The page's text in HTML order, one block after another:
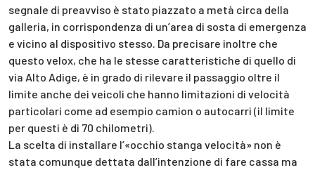
segnale di preavviso è stato piazzato a metà circa della
galleria, in corrispondenza di un’area di sosta di emergenza
e vicino al dispositivo stesso. Da precisare inoltre che
questo velox, che ha le stesse caratteristiche di quello di
via Alto Adige, è in grado di rilevare il passaggio oltre il
limite anche dei veicoli che hanno limitazioni di velocità
particolari come ad esempio camion o autocarri (il limite
per questi è di 70 chilometri).
La scelta di installare l’«occhio stanga velocità» non è
stata comunque dettata dall’intenzione di fare cassa ma